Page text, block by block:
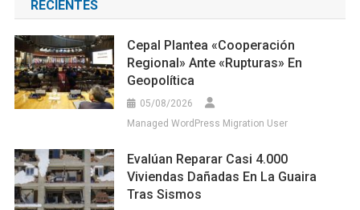
RECIENTES
Cepal Plantea «cooperación
Regional» Ante «rupturas» En
Geopolítica
05/08/2026
Managed WordPress Migration User
Evalúan Reparar Casi 4.000
Viviendas Dañadas En La Guaira
Tras Sismos